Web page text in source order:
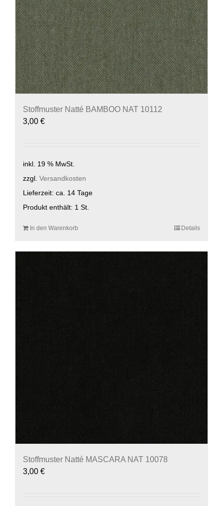
Stoffmuster Natté BAMBOO NAT 10112
3,00 €
inkl. 19 % MwSt.
zzgl. Versandkosten
Lieferzeit: ca. 14 Tage
Produkt enthält: 1 St.
In den Warenkorb Details
Stoffmuster Natté MASCARA NAT 10078
3,00 €